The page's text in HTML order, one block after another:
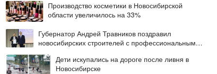
Производство косметики в Новосибирской
области увеличилось на 33%
Губернатор Андрей Травников поздравил
новосибирских строителей с профессиональным
Дети искупались на дороге после ливня в
Новосибирске